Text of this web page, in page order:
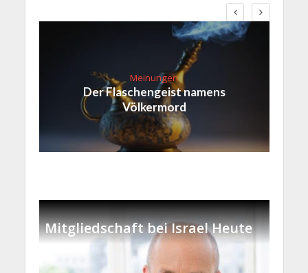
Meinungen
Der Flaschengeist namens
Völkermord
Mitgliedschaft bei Israel Heute